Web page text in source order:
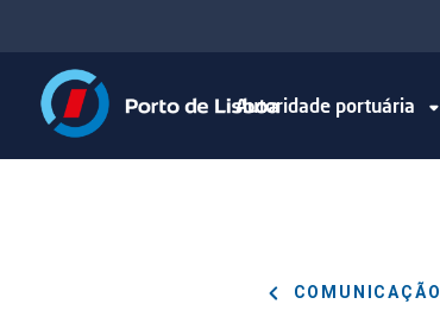
Autoridade portuária
COMUNICAÇÃO